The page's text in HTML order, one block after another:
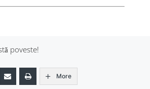
poveste!
More